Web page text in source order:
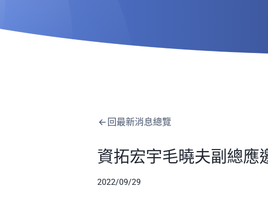
回最新消息總覽
資拓宏宇毛曉夫副總應
2022/09/29